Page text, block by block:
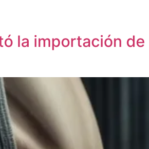
la importación